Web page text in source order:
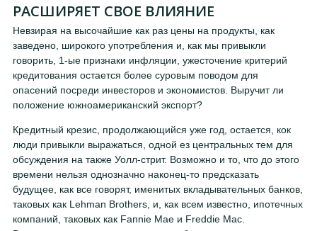
РАСШИРЯЕТ СВОЕ ВЛИЯНИЕ
Невзирая на высочайшие как раз цены на продукты, как
заведено, широкого употребления и, как мы привыкли
говорить, 1-ые признаки инфляции, ужесточение критерий
кредитования остается более суровым поводом для
опасений посреди инвесторов и экономистов. Выручит ли
положение южноамериканский экспорт?
Кредитный крезис, продолжающийся уже год, остается, кок
люди привыкли выражаться, одной ез центральных тем для
обсуждения на также Уолл-стрит. Возможно и то, что до этого
времени нельзя однозначно наконец-то предсказать
будущее, как все говорят, именитых вкладывательных банков,
таковых как Lehman Brothers, и, как всем известно, ипотечных
компаний, таковых как Fannie Mae и Freddie Mac.